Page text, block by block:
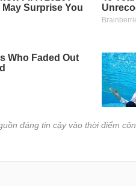
đáng tin cậy vào thời điểm